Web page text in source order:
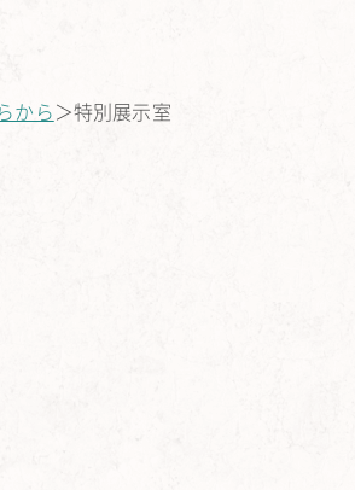
から＞特別展示室